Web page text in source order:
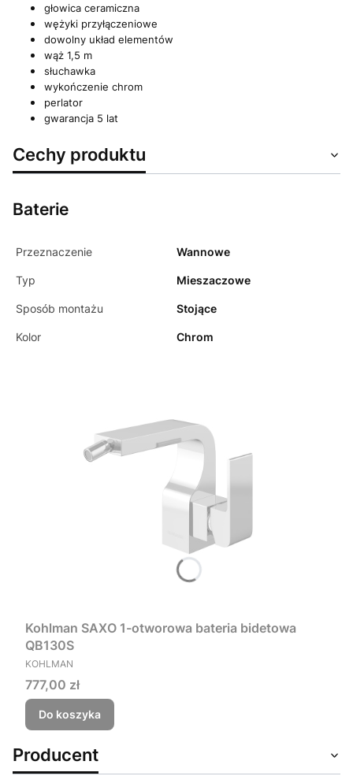
głowica ceramiczna
wężyki przyłączeniowe
dowolny układ elementów
wąż 1,5 m
słuchawka
wykończenie chrom
perlator
gwarancja 5 lat
Cechy produktu
Baterie
Przeznaczenie Wannowe
Typ Mieszaczowe
Sposób montażu Stojące
Kolor Chrom
Kohlman SAXO 1-otworowa bateria bidetowa
QB130S
PRODUCENT
KOHLMAN
Cena
777,00 zł
Do koszyka
Producent